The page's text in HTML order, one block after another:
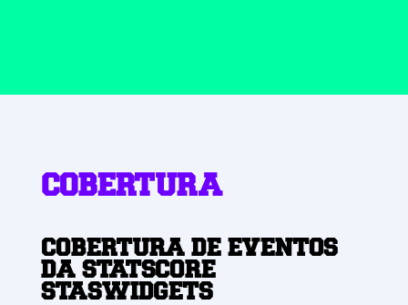
COBERTURA
COBERTURA DE EVENTOS
DA STATSCORE
STASWIDGETS